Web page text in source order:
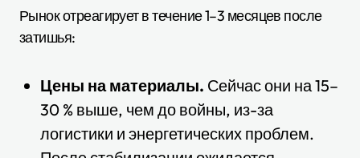
Рынок отреагирует в течение 1–3 месяцев после
затишья:
Цены на материалы. Сейчас они на 15–
30 % выше, чем до войны, из-за
логистики и энергетических проблем.